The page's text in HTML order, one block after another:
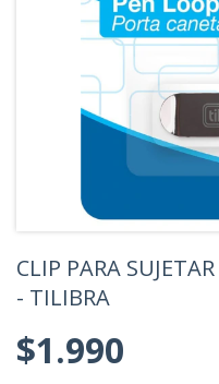
CLIP PARA
- TILIBRA
$1.990